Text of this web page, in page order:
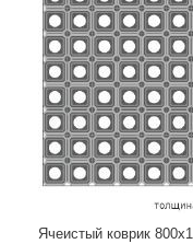
Ячеистый коврик